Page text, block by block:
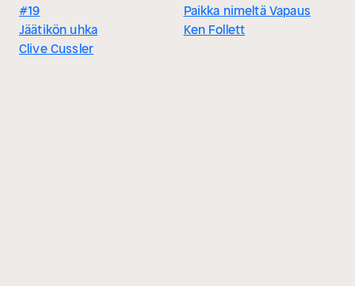
#19
Jäätikön uhka
Clive Cussler
Paikka nimeltä Vapaus
Ken Follett